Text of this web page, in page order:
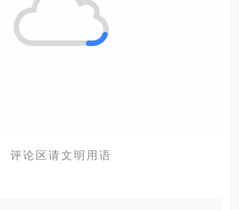
评论区请文明用语